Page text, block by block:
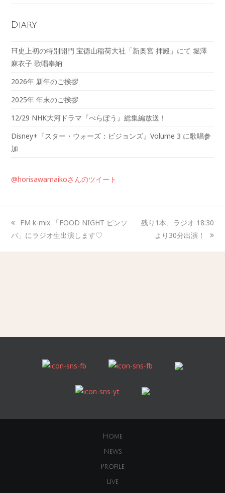
Diary
⛩️史上初の特別開門 宝徳山稲荷大社「新奥宮 拝殿」にて 堀澤
麻衣子 歌唱奉納
2026年 新年のご挨拶
2025年 年末のご挨拶
12/29 NHK大河ドラマ『べらぼう』総集編放送！
Disney+『スター・ウォーズ：ビジョンズ』Volume 3 に歌唱参
加
@horisawamaikoさんのツイート
FM k-mix 「FOOD NIGHT ピンソ
バ」にラジオ生出演します♡
残り1本、ラジオ 18:30
より30分出演！
Home
News
Profile
Live